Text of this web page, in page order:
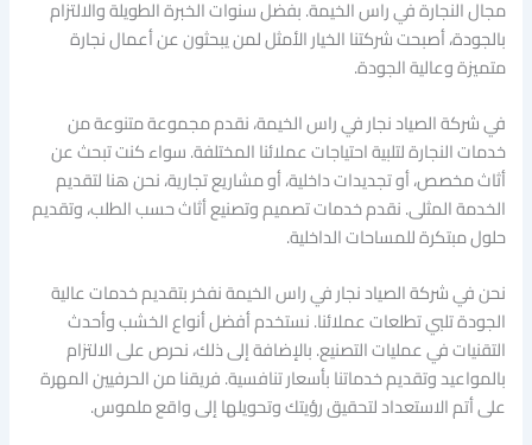
مجال النجارة في راس الخيمة. بفضل سنوات الخبرة الطويلة والالتزام
بالجودة، أصبحت شركتنا الخيار الأمثل لمن يبحثون عن أعمال نجارة
متميزة وعالية الجودة.
في شركة الصياد نجار في راس الخيمة، نقدم مجموعة متنوعة من
خدمات النجارة لتلبية احتياجات عملائنا المختلفة. سواء كنت تبحث عن
أثاث مخصص، أو تجديدات داخلية، أو مشاريع تجارية، نحن هنا لتقديم
الخدمة المثلى. نقدم خدمات تصميم وتصنيع أثاث حسب الطلب، وتقديم
حلول مبتكرة للمساحات الداخلية.
نحن في شركة الصياد نجار في راس الخيمة نفخر بتقديم خدمات عالية
الجودة تلبي تطلعات عملائنا. نستخدم أفضل أنواع الخشب وأحدث
التقنيات في عمليات التصنيع. بالإضافة إلى ذلك، نحرص على الالتزام
بالمواعيد وتقديم خدماتنا بأسعار تنافسية. فريقنا من الحرفيين المهرة
على أتم الاستعداد لتحقيق رؤيتك وتحويلها إلى واقع ملموس.